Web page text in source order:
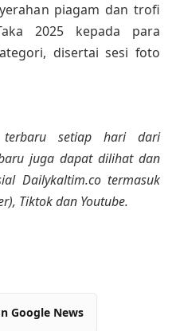
piagam dan trofi
2025 kepada para
disertai sesi foto
setiap hari dari
juga dapat dilihat dan
Dailykaltim.co termasuk
Tiktok dan Youtube.
Google News